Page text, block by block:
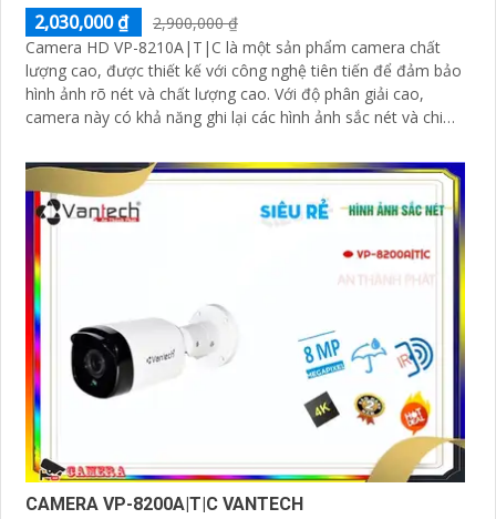
2,030,000 ₫
2,900,000 ₫
Camera HD VP-8210A|T|C là một sản phẩm camera chất
lượng cao, được thiết kế với công nghệ tiên tiến để đảm bảo
hình ảnh rõ nét và chất lượng cao. Với độ phân giải cao,
camera này có khả năng ghi lại các hình ảnh sắc nét và chi
CAMERA VP-8200A|T|C VANTECH